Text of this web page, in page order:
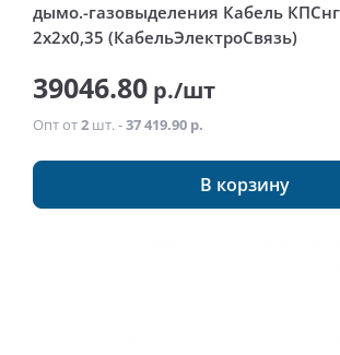
дымо.-газовыделения Кабель
2x2x0,35 (КабельЭлектроСвязь)
39046.80 р./шт
Опт от2 шт. -37 419.90 р.
В корзину